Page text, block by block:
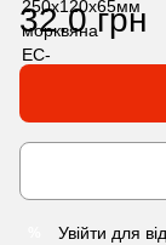
32.0 грн
Увійти для